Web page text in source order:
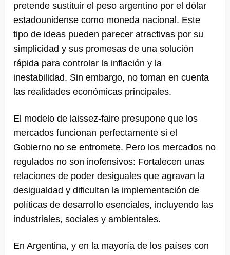
pretende sustituir el peso argentino por el dólar
estadounidense como moneda nacional. Este
tipo de ideas pueden parecer atractivas por su
simplicidad y sus promesas de una solución
rápida para controlar la inflación y la
inestabilidad. Sin embargo, no toman en cuenta
las realidades económicas principales.
El modelo de laissez-faire presupone que los
mercados funcionan perfectamente si el
Gobierno no se entromete. Pero los mercados no
regulados no son inofensivos: Fortalecen unas
relaciones de poder desiguales que agravan la
desigualdad y dificultan la implementación de
políticas de desarrollo esenciales, incluyendo las
industriales, sociales y ambientales.
En Argentina, y en la mayoría de los países con